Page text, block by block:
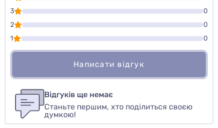
3
0
2
0
1
0
Написати відгук
авторизуйтесьили войдите
Оцінити товар
Відгуків ще немає
Станьте першим, хто поділиться своєю
думкою!